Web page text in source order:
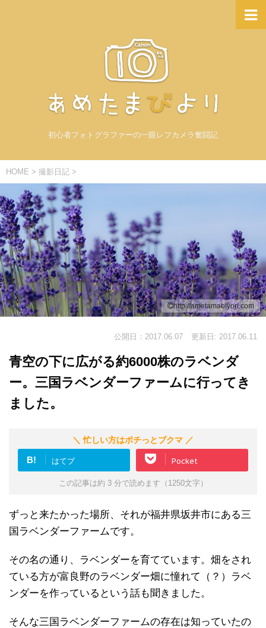
初心者フォトグラファーの一眼レフカメラ奮闘記
HOME > 撮影日記 >
http://ametamabiyori.com
公開日：2017.06.07 更新日: 2017.06.11
青空の下に広がる約6000株のラベンダ
ー。三国ラベンダーファームに行ってき
ました。
＼ 忙しい方はポチっとブクマ ／
B! はてブ Pocket
この記事は約 3 分で読めます（1250文字）
ずっと来たかった場所、それが福井県坂井市にある三
国ラベンダーファームです。
その名の通り、ラベンダーを育てています。畑をされ
ている方が富良野のラベンダー畑に憧れて（？）ラベ
ンダーを作っているという話も聞きました。
そんな三国ラベンダーファームの存在は知っていたの